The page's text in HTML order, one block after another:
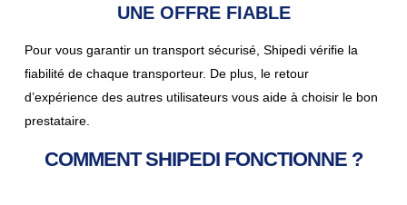
UNE OFFRE FIABLE
Pour vous garantir un transport sécurisé, Shipedi vérifie la
fiabilité de chaque transporteur. De plus, le retour
d’expérience des autres utilisateurs vous aide à choisir le bon
prestataire.
COMMENT SHIPEDI FONCTIONNE ?